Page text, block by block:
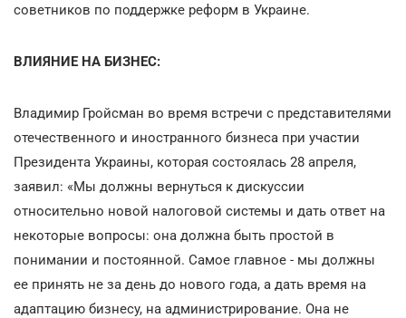
советников по поддержке реформ в Украине.
ВЛИЯНИЕ НА БИЗНЕС:
Владимир Гройсман во время встречи с представителями
отечественного и иностранного бизнеса при участии
Президента Украины, которая состоялась 28 апреля,
заявил: «Мы должны вернуться к дискуссии
относительно новой налоговой системы и дать ответ на
некоторые вопросы: она должна быть простой в
понимании и постоянной. Самое главное - мы должны
ее принять не за день до нового года, а дать время на
адаптацию бизнесу, на администрирование. Она не